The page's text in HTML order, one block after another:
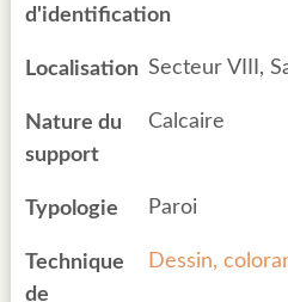
d'identification
Localisation Secteur VIII,
Nature du
support
Calcaire
Typologie Paroi
Technique
de
Dessin,